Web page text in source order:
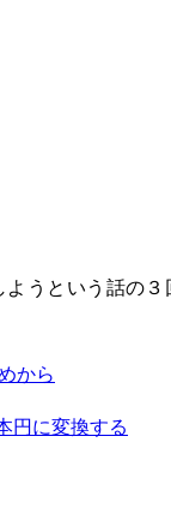
うという話の
から
円に変換する